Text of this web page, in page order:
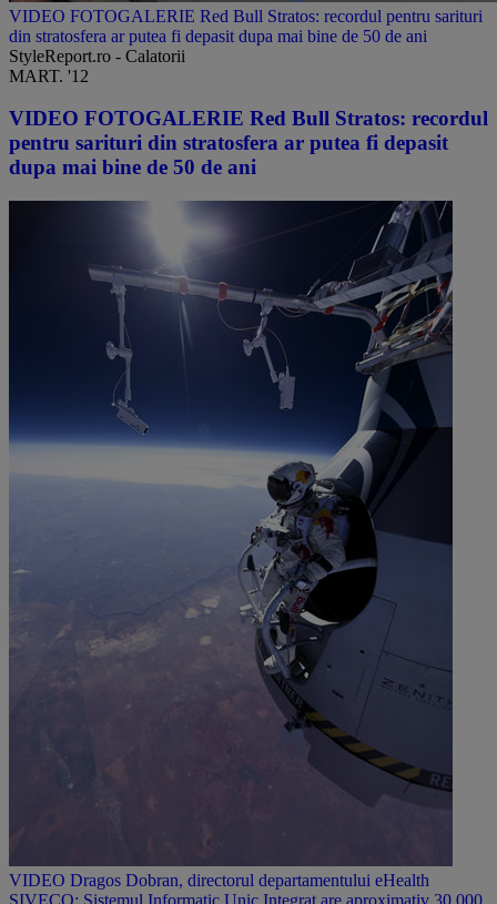
​VIDEO FOTOGALERIE Red Bull Stratos: recordul pentru sarituri
din stratosfera ar putea fi depasit dupa mai bine de 50 de ani
StyleReport.ro - Calatorii
MART. '12
​VIDEO FOTOGALERIE Red Bull Stratos: recordul
pentru sarituri din stratosfera ar putea fi depasit
dupa mai bine de 50 de ani
VIDEO Dragos Dobran, directorul departamentului eHealth
SIVECO: Sistemul Informatic Unic Integrat are aproximativ 30.000